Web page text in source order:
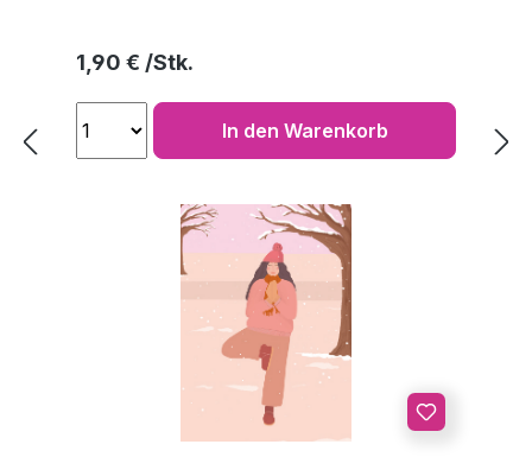
Regulärer Preis:
1,90 €
In den Warenkorb